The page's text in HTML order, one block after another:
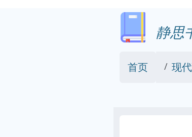
静思
首页 现